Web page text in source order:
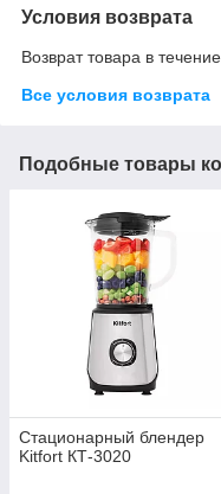
Условия возврата
Возврат товара в
Все условия возврата
Подобные товары
Стационарный блендер
Kitfort КТ-3020